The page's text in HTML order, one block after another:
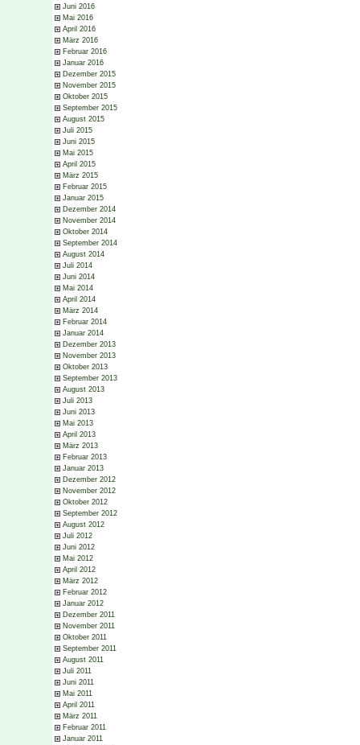
Juni 2016
Mai 2016
April 2016
März 2016
Februar 2016
Januar 2016
Dezember 2015
November 2015
Oktober 2015
September 2015
August 2015
Juli 2015
Juni 2015
Mai 2015
April 2015
März 2015
Februar 2015
Januar 2015
Dezember 2014
November 2014
Oktober 2014
September 2014
August 2014
Juli 2014
Juni 2014
Mai 2014
April 2014
März 2014
Februar 2014
Januar 2014
Dezember 2013
November 2013
Oktober 2013
September 2013
August 2013
Juli 2013
Juni 2013
Mai 2013
April 2013
März 2013
Februar 2013
Januar 2013
Dezember 2012
November 2012
Oktober 2012
September 2012
August 2012
Juli 2012
Juni 2012
Mai 2012
April 2012
März 2012
Februar 2012
Januar 2012
Dezember 2011
November 2011
Oktober 2011
September 2011
August 2011
Juli 2011
Juni 2011
Mai 2011
April 2011
März 2011
Februar 2011
Januar 2011